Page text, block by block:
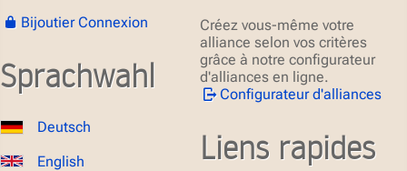
Bijoutier Connexion
Sprachwahl
Deutsch
English
Créez vous-même votre
alliance selon vos critères
grâce à notre configurateur
d'alliances en ligne.
Configurateur d'alliances
Liens rapides